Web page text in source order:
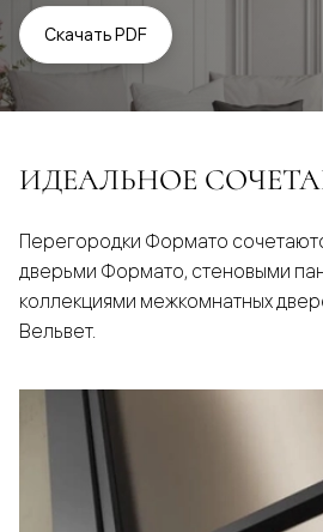
Скачать PDF
ИДЕАЛЬНОЕ
Перегородки Формато
дверьми Формато, стеновыми
коллекциями межкомнатных
Вельвет.